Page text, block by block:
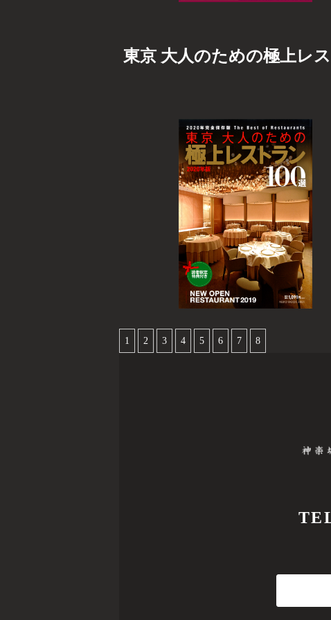
東京 大人のための極上レ
1 2 3 4 5 6 7 8